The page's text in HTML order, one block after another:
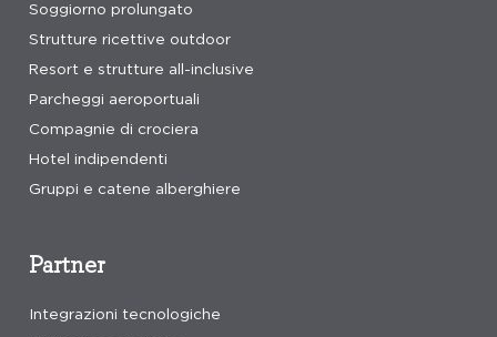
Soggiorno prolungato
Strutture ricettive outdoor
Resort e strutture all-inclusive
Parcheggi aeroportuali
Compagnie di crociera
Hotel indipendenti
Gruppi e catene alberghiere
Partner
Integrazioni tecnologiche